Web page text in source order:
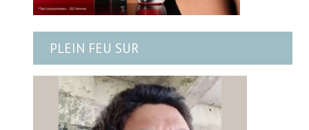
PLEIN FEU SUR